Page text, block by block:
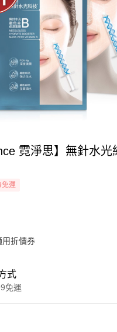
霓淨思】無針水
運
折價券
式
免運